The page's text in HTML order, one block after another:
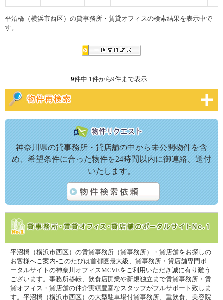
神奈川県の貸事務所・貸店舗の中から未公開物件を含
め、希望条件に合った物件を24時間以内に御連絡、送付
いたします。
平沼橋（横浜市西区）の賃貸事務所（貸事務所）・貸店舗をお探しの
お客様へご案内-このたびは首都圏最大級、貸事務所・貸店舗専門ポ
ータルサイトの神奈川オフィスMOVEをご利用いただき誠に有り難う
ございます。事務所移転、飲食店開業や新規独立まで賃貸事務所・賃
貸オフィス・貸店舗の仲介実績豊富なスタッフがフルサポート致しま
す。平沼橋（横浜市西区）の大型駐車場付貸事務所、重飲食、美容院
平沼橋（横浜市西区）の貸事務所・賃貸オフィスの検索結果を表示中で
す。
9件中 1件から9件まで表示